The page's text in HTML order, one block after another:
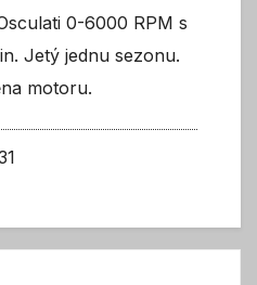
0-6000 RPM s
Jetý jednu sezonu.
motoru.